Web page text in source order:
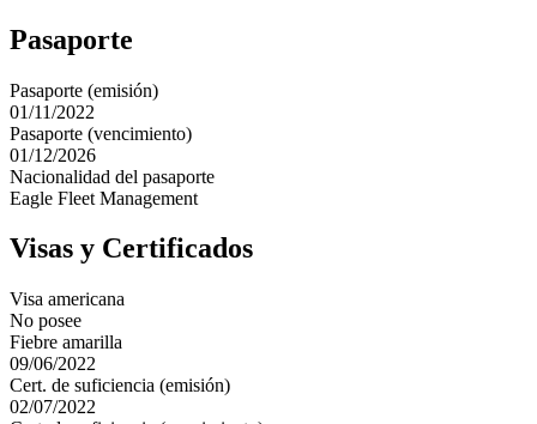
Pasaporte
Pasaporte (emisión)
01/11/2022
Pasaporte (vencimiento)
01/12/2026
Nacionalidad del pasaporte
Eagle Fleet Management
Visas y Certificados
Visa americana
No posee
Fiebre amarilla
09/06/2022
Cert. de suficiencia (emisión)
02/07/2022